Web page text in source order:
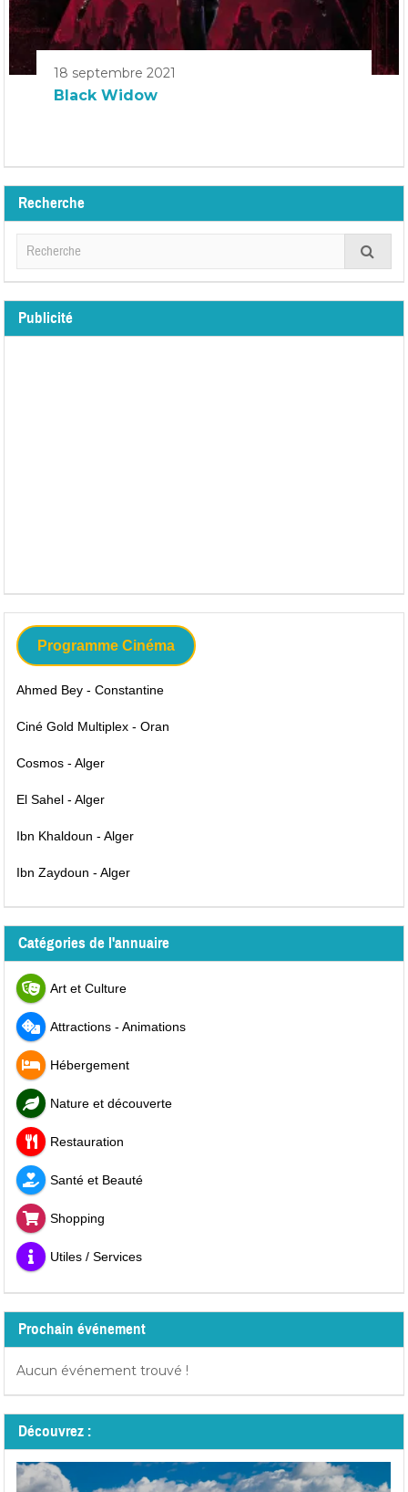
18 septembre 2021
Black Widow
Recherche
Publicité
Programme Cinéma
Ahmed Bey - Constantine
Ciné Gold Multiplex - Oran
Cosmos - Alger
El Sahel - Alger
Ibn Khaldoun - Alger
Ibn Zaydoun - Alger
Catégories de l'annuaire
Art et Culture
Attractions - Animations
Hébergement
Nature et découverte
Restauration
Santé et Beauté
Shopping
Utiles / Services
Prochain événement
Aucun événement trouvé !
Découvrez :